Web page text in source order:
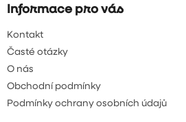
Informace pro vás
Kontakt
Časté otázky
O nás
Obchodní podmínky
Podmínky ochrany osobních údajů